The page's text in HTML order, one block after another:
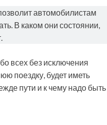
автомобилистам
В каком они состоянии,
всех без исключения
поездку, будет иметь
пути и к чему надо быть